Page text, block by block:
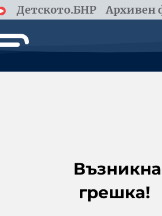
Детското.БНР Архивен
Възникна
грешка!